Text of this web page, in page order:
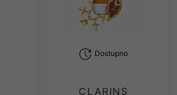
Dostupno
CLARINS